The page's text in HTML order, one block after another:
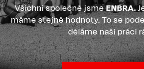
Všichni společně jsmeENBRA.
máme stejné hodnoty. To se
děláme naši práci